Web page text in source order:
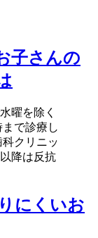
子さんの
曜を除く
で診療し
クリニッ
降は反抗
にくいお